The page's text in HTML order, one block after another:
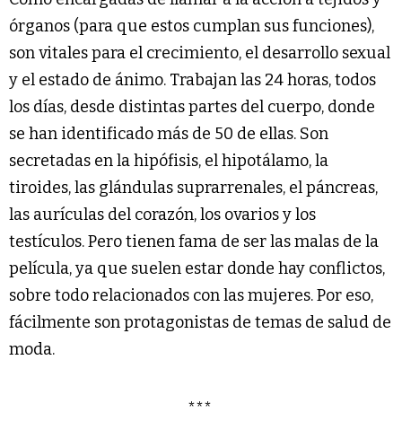
órganos (para que estos cumplan sus funciones),
son vitales para el crecimiento, el desarrollo sexual
y el estado de ánimo. Trabajan las 24 horas, todos
los días, desde distintas partes del cuerpo, donde
se han identificado más de 50 de ellas. Son
secretadas en la hipófisis, el hipotálamo, la
tiroides, las glándulas suprarrenales, el páncreas,
las aurículas del corazón, los ovarios y los
testículos. Pero tienen fama de ser las malas de la
película, ya que suelen estar donde hay conflictos,
sobre todo relacionados con las mujeres. Por eso,
fácilmente son protagonistas de temas de salud de
moda.
***